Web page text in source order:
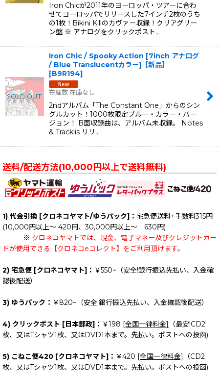
Iron Chicが2011年のヨーロッパ・ツアーに合わ
せてヨーロッパでリリースした7インチ2枚のうち
の1枚！Bikini Killのカヴァー収録！クリアグリー
ン盤 ※ アナログをクリックポスト…
Iron Chic / Spooky Action [7inch アナログ
/ Blue Translucentカラー]【新品】
[B9R194]
在庫数 在庫なし
2ndアルバム「The Constant One」からのシン
グルカット！1000枚限定ブルー・カラー・バー
ジョン！ B面収録曲は、アルバム未収録。 Notes
& Tracklis リリ…
送料/配送方法(10,000円以上で送料無料)
1) 代金引換 [クロネコヤマト/ゆうパック]： 宅急便送料+手数料315円
(10,000円以上～ 420円、30,000円以上～ 630円)
※ クロネコヤマトでは、現金、電子マネー及びクレジットカー
ドが使用できる【クロネコeコレクト】をご利用頂けます。
2) 宅急便 [クロネコヤマト]： ￥550~（安全!銀行振込先払い、入金確
認後配送）
3) ゆうパック： ￥820~（安全!銀行振込先払い、入金確認後配送）
4) クリックポスト [日本郵政]： ￥198 [全国一律料金]
（最安!CD2
枚、又はTシャツ1枚、又はDVD1本まで。先払い。ポストへの投函)
5) こねこ便420 [クロネコヤマト]： ￥420 [全国一律料金]
（CD2
枚、又はTシャツ1枚、又はDVD1本まで。先払い。ポストへの投函)